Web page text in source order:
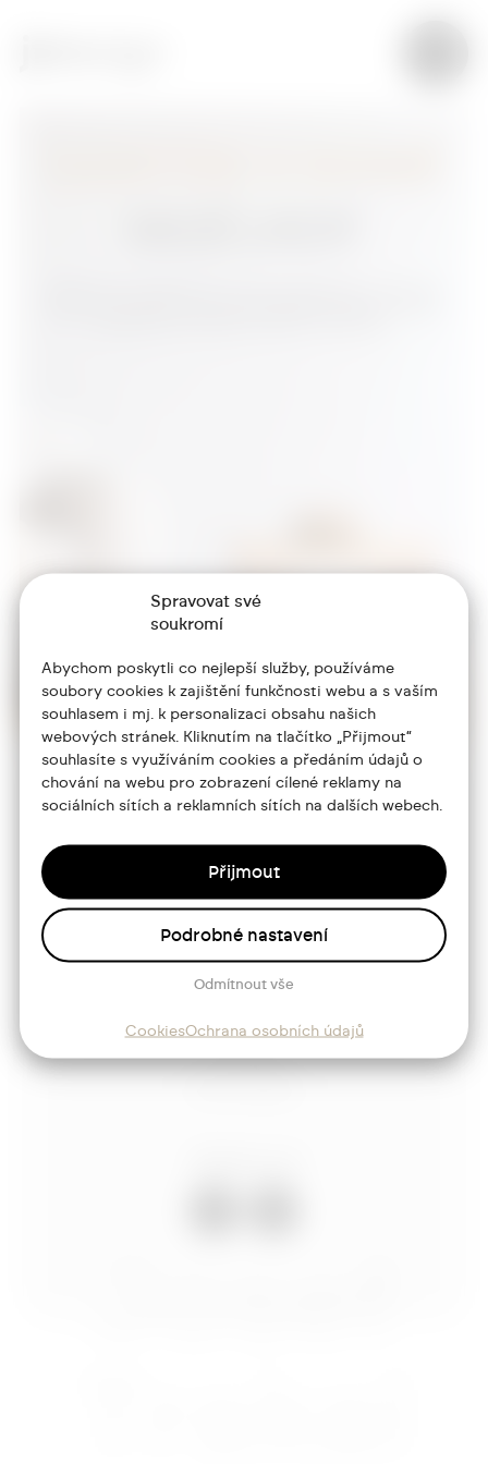
Spravovat své
soukromí
Abychom poskytli co nejlepší služby, používáme
soubory cookies k zajištění funkčnosti webu a s vaším
souhlasem i mj. k personalizaci obsahu našich
webových stránek. Kliknutím na tlačítko „Přijmout“
souhlasíte s využíváním cookies a předáním údajů o
chování na webu pro zobrazení cílené reklamy na
sociálních sítích a reklamních sítích na dalších webech.
Přijmout
Odmítnout vše
Podrobné nastavení
CookiesOchrana osobních údajů
Portfolio
O mně
+420 773 986 416
jtdesign@joseftrakal.cz